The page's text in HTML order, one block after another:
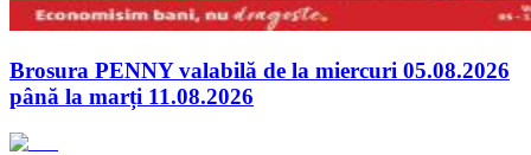
Brosura PENNY valabilă de la miercuri 05.08.2026
până la marți 11.08.2026